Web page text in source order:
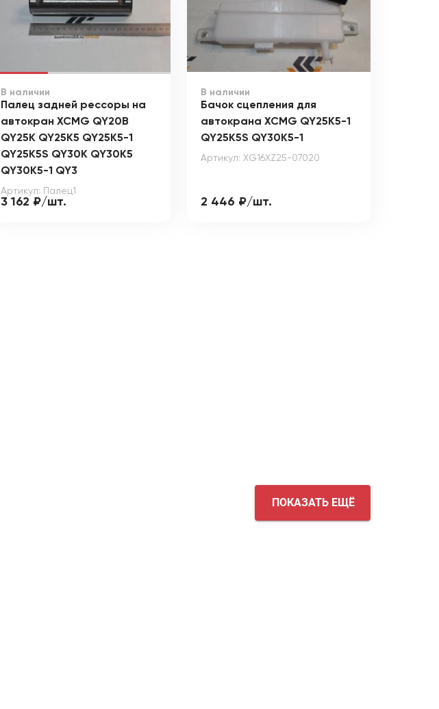
В наличии
Палец задней рессоры на
автокран XCMG QY20B
QY25K QY25K5 QY25K5-1
QY25K5S QY30K QY30K5
QY30K5-1 QY3
Артикул: Палец1
3 162 ₽/шт.
В наличии
Бачок сцепления для
автокрана XCMG QY25K5-1
QY25K5S QY30K5-1
Артикул: XG16XZ25-07020
2 446 ₽/шт.
ПОКАЗАТЬ ЕЩЁ